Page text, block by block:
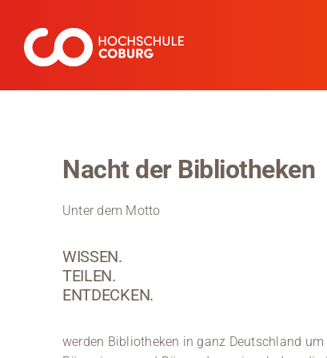
Inhalt
springen
Nacht der Bibliotheken
Unter dem Motto
WISSEN.
TEILEN.
ENTDECKEN.
werden Bibliotheken in ganz Deutschland